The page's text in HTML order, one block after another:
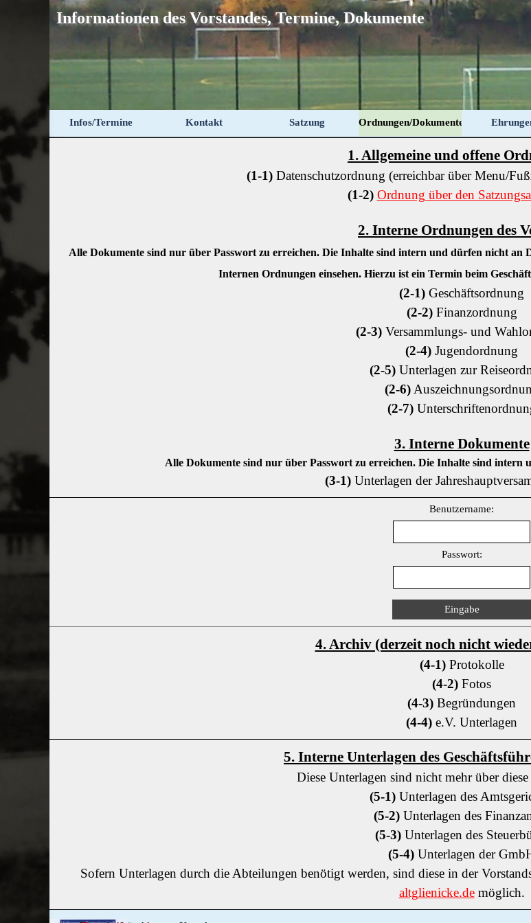
Direkt zum Seiteninhalt
Informationen des Vorstandes, Termine, Dokumente
Infos/Termine Kontakt Satzung Ordnungen/Dokumente
1. Allgemeine und offene
(1-1) Datenschutzordnung (erreichbar über Menu/
(1-2) Ordnung über den
2. Interne Ordnungen des
Alle Dokumente sind nur über Passwort zu erreichen. Die Inhalte sind intern und dürfen nicht
Internen Ordnungen einsehen. Hierzu ist ein Termin beim
(2-1) Geschäftsordnung
(2-2)Finanzordnung
(2-3) Versammlungs- und
(2-4) Jugendordnung
(2-5) Unterlagen zur
(2-6)
(2-7)
3. Interne Dokumente
Alle Dokumente sind nur über Passwort zu erreichen. Die Inhalte sind intern
(3-1)Unterlagen der
Benutzername:
Passwort:
4. Archiv (derzeit noch nicht
(4-1) Protokolle
(4-2) Fotos
(4-3) Begründungen
(4-4) e.V. Unterlagen
5. Interne Unterlagen des
Diese Unterlagen sind nicht mehr über diese
(5-1) Unterlagen des
(5-2)Unterlagen des
(5-3)Unterlagen des
(5-4) Unterlagen der
Sofern Unterlagen durch die Abteilungen benötigt werden, sind diese in der
altglienicke.demöglich.